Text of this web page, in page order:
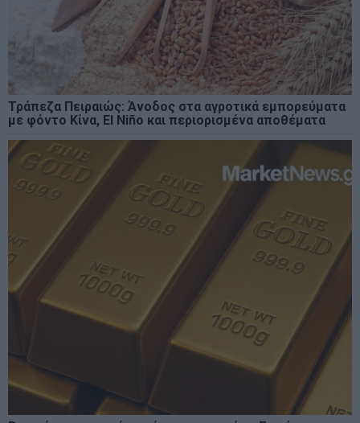
Τράπεζα Πειραιώς: Άνοδος στα αγροτικά εμπορεύματα
με φόντο Κίνα, El Niño και περιορισμένα αποθέματα